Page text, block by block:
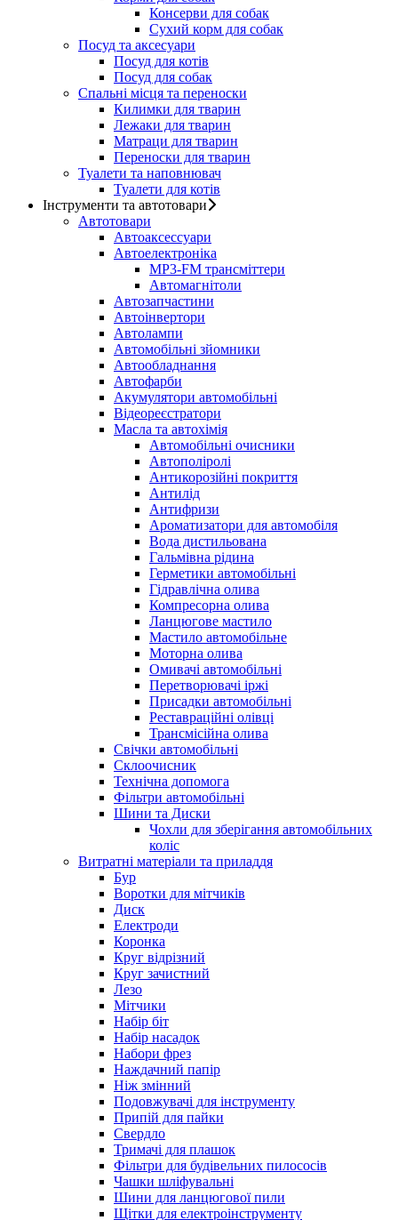
Консерви для собак
Сухий корм для собак
Посуд та аксесуари
Посуд для котів
Посуд для собак
Спальні місця та переноски
Килимки для тварин
Лежаки для тварин
Матраци для тварин
Переноски для тварин
Туалети та наповнювач
Туалети для котів
Інструменти та автотовари
Автотовари
Автоаксессуари
Автоелектроніка
MP3-FM трансміттери
Автомагнітоли
Автозапчастини
Автоінвертори
Автолампи
Автомобільні зйомники
Автообладнання
Автофарби
Акумулятори автомобільні
Відеореєстратори
Масла та автохімія
Автомобільні очисники
Автополіролі
Антикорозійні покриття
Антилід
Антифризи
Ароматизатори для автомобіля
Вода дистильована
Гальмівна рідина
Герметики автомобільні
Гідравлічна олива
Компресорна олива
Ланцюгове мастило
Мастило автомобільне
Моторна олива
Омивачі автомобільні
Перетворювачі іржі
Присадки автомобільні
Реставраційні олівці
Трансмісійна олива
Свічки автомобільні
Склоочисник
Технічна допомога
Фільтри автомобільні
Шини та Диски
Чохли для зберігання автомобільних
коліс
Витратні матеріали та приладдя
Бур
Воротки для мітчиків
Диск
Електроди
Коронка
Круг відрізний
Круг зачистний
Лезо
Мітчики
Набір біт
Набір насадок
Набори фрез
Наждачний папір
Ніж змінний
Подовжувачі для інструменту
Припій для пайки
Свердло
Тримачі для плашок
Фільтри для будівельних пилососів
Чашки шліфувальні
Шини для ланцюгової пили
Щітки для електроінструменту